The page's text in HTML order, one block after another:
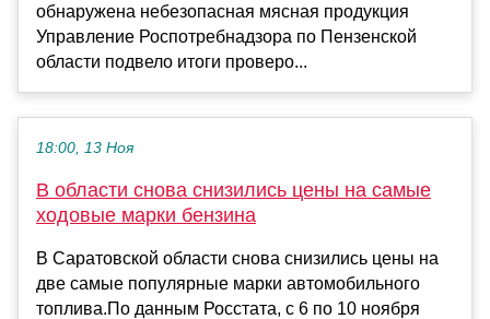
обнаружена небезопасная мясная продукция
Управление Роспотребнадзора по Пензенской
области подвело итоги проверо...
18:00, 13 Ноя
В области снова снизились цены на самые
ходовые марки бензина
В Саратовской области снова снизились цены на
две самые популярные марки автомобильного
топлива.По данным Росстата, с 6 по 10 ноября